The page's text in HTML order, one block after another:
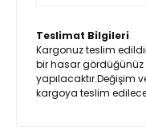
Teslimat Bilgileri
Kargonuz teslim
bir hasar gördüğünüz
yapılacaktır.Değişim
kargoya teslim